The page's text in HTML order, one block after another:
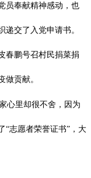
员奉献精神感动，也
交了入党申请书。
春鹏号召村民捐菜捐
做贡献。
心里却很不舍，因为
“志愿者荣誉证书”，大